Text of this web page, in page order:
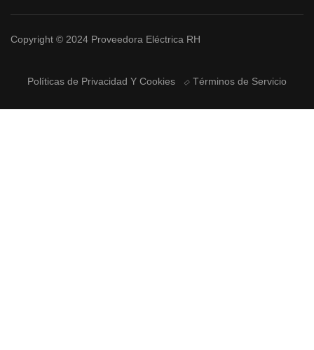
Copyright © 2024 Proveedora Eléctrica RH
Políticas de Privacidad Y Cookies Términos de Servicio